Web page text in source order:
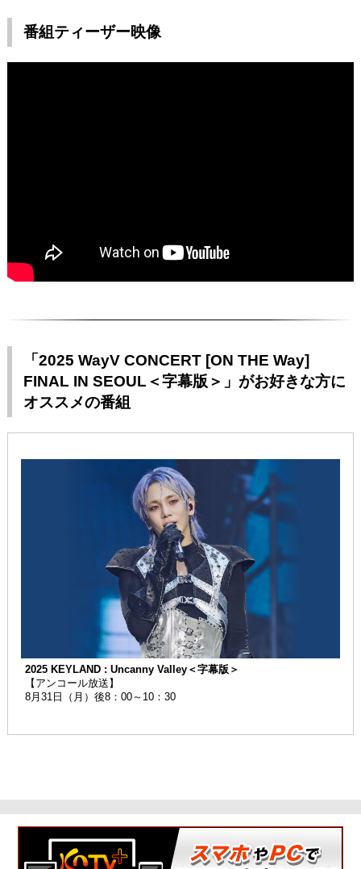
番組ティーザー映像
「2025 WayV CONCERT [ON THE Way]
FINAL IN SEOUL＜字幕版＞」がお好きな方に
オススメの番組
2025 KEYLAND : Uncanny Valley＜字幕版＞
【アンコール放送】
8月31日（月）後8：00～10：30